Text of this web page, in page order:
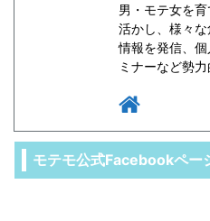
男・モテ女を
活かし、様々
情報を発信、
ミナーなど勢力
モテモ公式Facebookペー